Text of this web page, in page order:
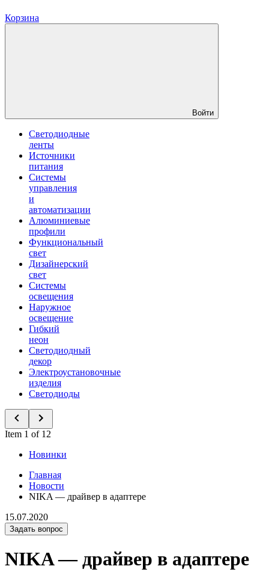
Корзина
Войти
Светодиодные
ленты
Источники
питания
Системы
управления
и
автоматизации
Алюминиевые
профили
Функциональный
свет
Дизайнерский
свет
Системы
освещения
Наружное
освещение
Гибкий
неон
Светодиодный
декор
Электроустановочные
изделия
Светодиоды
Item 1 of 12
Новинки
Главная
Новости
NIKA — драйвер в адаптере
15.07.2020
Задать вопрос
NIKA — драйвер в адаптере